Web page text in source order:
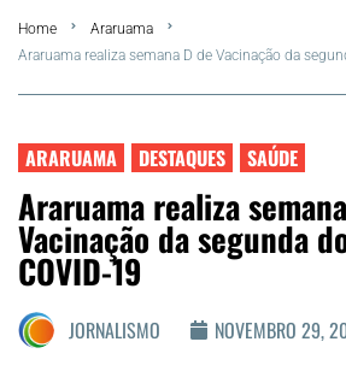
FLA Araru 2026
Região dos Lagos
Agenda Cultural
Colunistas
Home
Araruama
Araruama realiza semana D de Vacinação da
ARARUAMA DESTAQUES SAÚDE
Araruama realiza
Vacinação da segunda
COVID-19
JORNALISMO NOVEMBRO 29,